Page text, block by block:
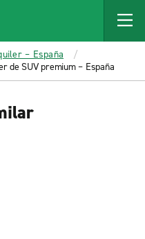
– España
de SUV premium – España